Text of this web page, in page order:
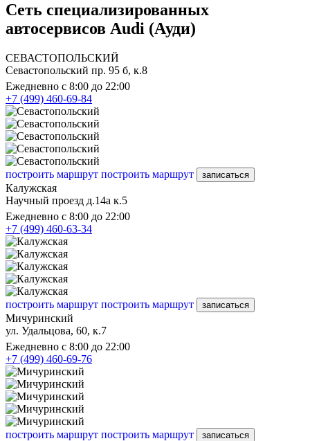
Сеть специализированных
автосервисов Audi (Ауди)
СЕВАСТОПОЛЬСКИЙ
Севастопольский пр. 95 б, к.8
Ежедневно с 8:00 до 22:00
+7 (499) 460-69-84
построить маршрут построить маршрут записаться
Калужская
Научный проезд д.14а к.5
Ежедневно с 8:00 до 22:00
+7 (499) 460-63-34
построить маршрут построить маршрут записаться
Мичуринский
ул. Удальцова, 60, к.7
Ежедневно с 8:00 до 22:00
+7 (499) 460-69-76
построить маршрут построить маршрут записаться